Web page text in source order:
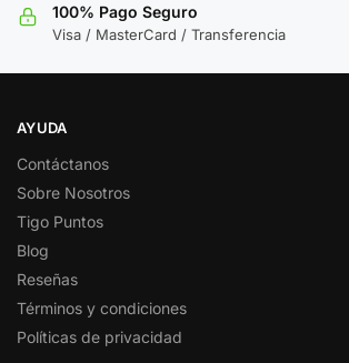
100% Pago Seguro
Visa / MasterCard / Transferencia
AYUDA
Contáctanos
Sobre Nosotros
Tigo Puntos
Blog
Reseñas
Términos y condiciones
Políticas de privacidad